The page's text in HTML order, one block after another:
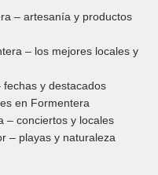
– artesanía y productos
– los mejores locales y
fechas y destacados
en Formentera
– conciertos y locales
– playas y naturaleza